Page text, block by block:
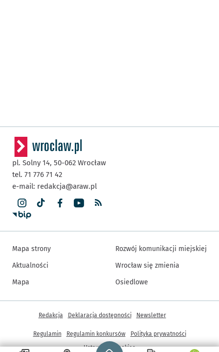
Strona główna - wroclaw.pl
pl. Solny 14, 50-062 Wrocław
tel. 71 776 71 42
e-mail: redakcja@araw.pl
Mapa strony
Aktualności
Mapa
Rozwój komunikacji miejskiej
Wrocław się zmienia
Osiedlowe
Inne informacje
Redakcja Deklaracja dostępności Newsletter
Regulamin Regulamin konkursów
Polityka prywatności
Ustawienia cookies